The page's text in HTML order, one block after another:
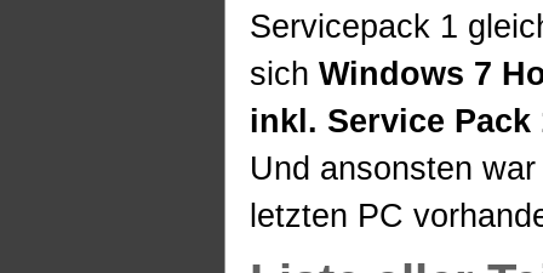
Servicepack 1
sich Windows 7
inkl. Service Pack
Und ansonsten
letzten PC